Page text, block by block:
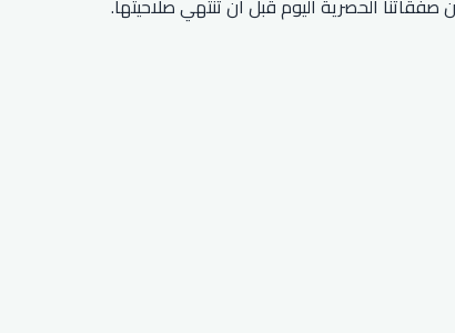
الحصرية اليوم قبل أن تنتهي صلاحيتها.